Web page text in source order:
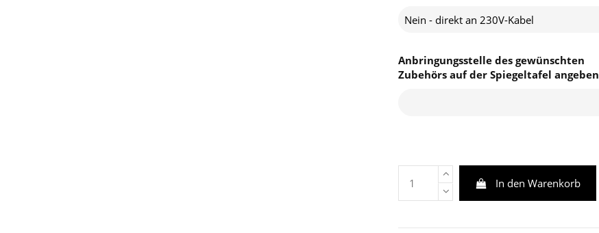
Nein - direkt an 230V-Kabel
Anbringungsstelle des gewünschten
Zubehörs auf der Spiegeltafel angeben
In den Warenkorb